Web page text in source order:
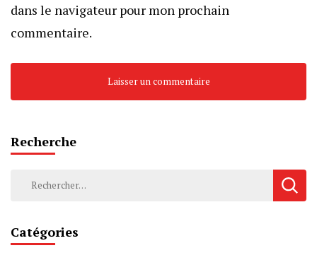
dans le navigateur pour mon prochain
commentaire.
Recherche
Rechercher :
Catégories